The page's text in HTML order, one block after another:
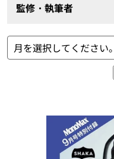
監修・執筆者